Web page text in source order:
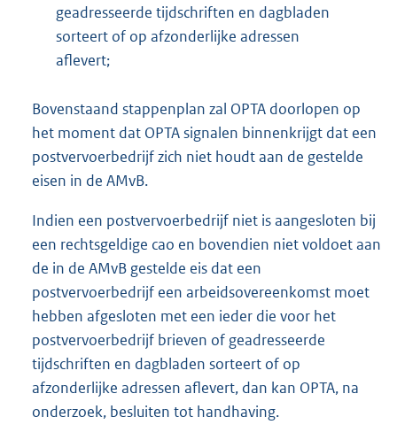
geadresseerde tijdschriften en dagbladen
sorteert of op afzonderlijke adressen
aflevert;
Bovenstaand stappenplan zal OPTA doorlopen op
het moment dat OPTA signalen binnenkrijgt dat een
postvervoerbedrijf zich niet houdt aan de gestelde
eisen in de AMvB.
Indien een postvervoerbedrijf niet is aangesloten bij
een rechtsgeldige cao en bovendien niet voldoet aan
de in de AMvB gestelde eis dat een
postvervoerbedrijf een arbeidsovereenkomst moet
hebben afgesloten met een ieder die voor het
postvervoerbedrijf brieven of geadresseerde
tijdschriften en dagbladen sorteert of op
afzonderlijke adressen aflevert, dan kan OPTA, na
onderzoek, besluiten tot handhaving.